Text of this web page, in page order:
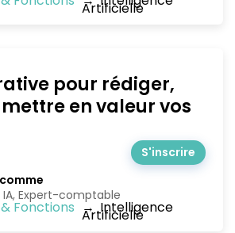
Artificielle
pour rédiger,
en valeur vos
S'inscrire
Expert-comptable
Fonctions → Intelligence
Artificielle